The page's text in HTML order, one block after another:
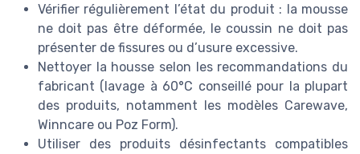
Vérifier régulièrement l’état du produit : la mousse
ne doit pas être déformée, le coussin ne doit pas
présenter de fissures ou d’usure excessive.
Nettoyer la housse selon les recommandations du
fabricant (lavage à 60°C conseillé pour la plupart
des produits, notamment les modèles Carewave,
Winncare ou Poz Form).
Utiliser des produits désinfectants compatibles